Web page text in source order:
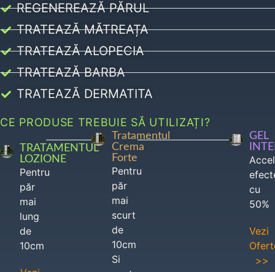
REGENEREAZĂ PĂRUL
TRATEAZĂ MĂTREAȚA
TRATEAZĂ ALOPECIA
TRATEAZĂ BARBA
TRATEAZĂ DERMATITA
CE PRODUSE TREBUIE SĂ UTILIZAȚI?
TRATAMENTUL
LOZIONE
Pentru
păr
mai
lung
de
10cm
Tratamentul
Crema
Forte
Pentru
păr
mai
scurt
de
10cm
Si
GEL
cu
50%
Vezi
>>